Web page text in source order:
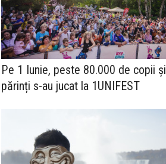
Pe 1 Iunie, peste 80.000 de copii și
părinți s-au jucat la 1UNIFEST